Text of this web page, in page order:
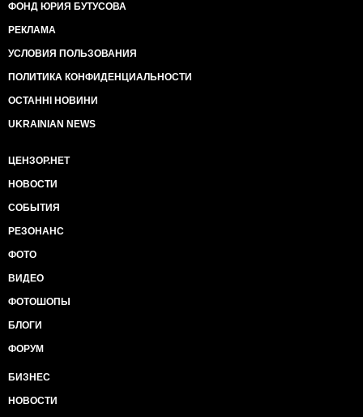
ФОНД ЮРИЯ БУТУСОВА
РЕКЛАМА
УСЛОВИЯ ПОЛЬЗОВАНИЯ
ПОЛИТИКА КОНФИДЕНЦИАЛЬНОСТИ
ОСТАННІ НОВИНИ
UKRAINIAN NEWS
ЦЕНЗОР.НЕТ
НОВОСТИ
СОБЫТИЯ
РЕЗОНАНС
ФОТО
ВИДЕО
ФОТОШОПЫ
БЛОГИ
ФОРУМ
БИЗНЕС
НОВОСТИ